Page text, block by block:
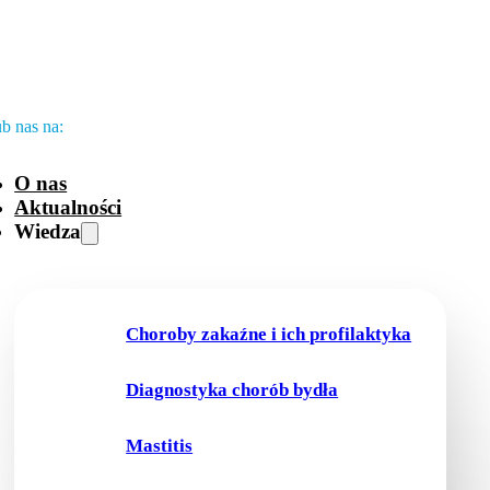
nas na:
O nas
Aktualności
Wiedza
Choroby zakaźne i ich profilaktyka
Diagnostyka chorób bydła
Mastitis